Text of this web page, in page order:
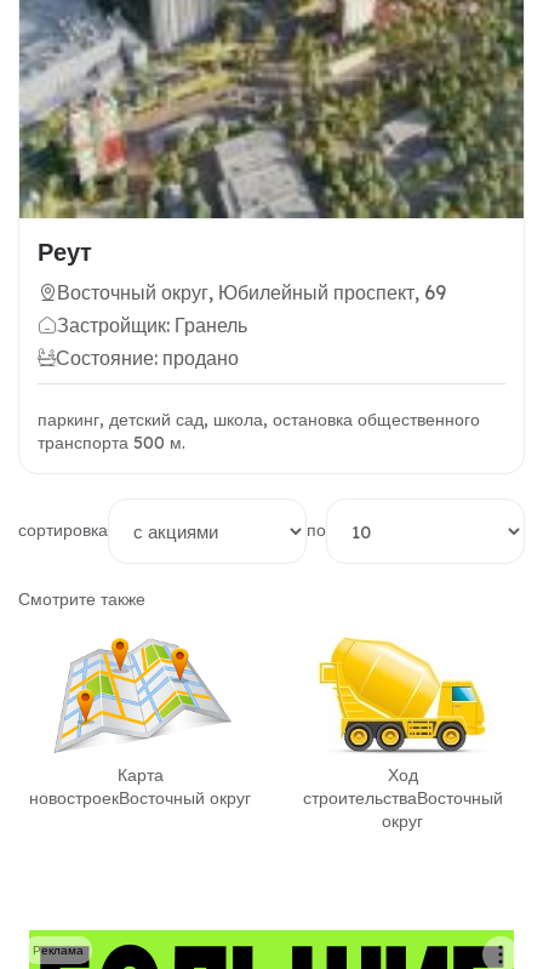
Реут
Восточный округ, Юбилейный проспект, 69
Застройщик: Гранель
Состояние: продано
паркинг, детский сад, школа, остановка общественного
транспорта 500 м.
сортировка по
Смотрите также
Карта
новостроекВосточный округ
Ход
строительстваВосточный
округ
Реклама